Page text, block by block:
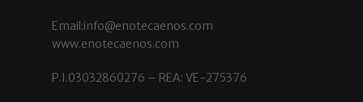
Email:info@enotecaenos.com
www.enotecaenos.com
P.I.03032860276 – REA: VE-275376